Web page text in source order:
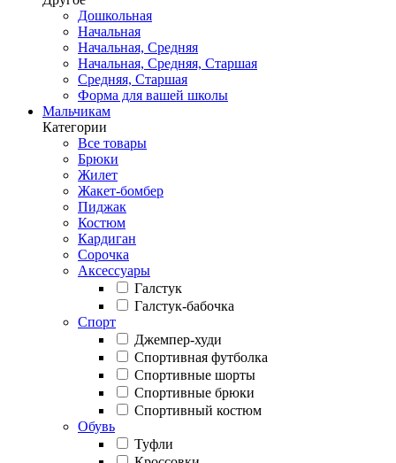
Дошкольная
Начальная
Начальная, Средняя
Начальная, Средняя, Старшая
Средняя, Старшая
Форма для вашей школы
Мальчикам
Категории
Все товары
Брюки
Жилет
Жакет-бомбер
Пиджак
Костюм
Кардиган
Сорочка
Аксессуары
Галстук
Галстук-бабочка
Спорт
Джемпер-худи
Спортивная футболка
Спортивные шорты
Спортивные брюки
Спортивный костюм
Обувь
Туфли